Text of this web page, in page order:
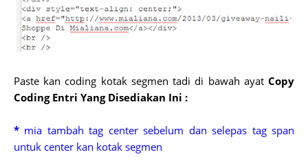
Paste kan coding kotak segmen tadi di bawah ayat Copy
Coding Entri Yang Disediakan Ini :
* mia tambah tag center sebelum dan selepas tag span
untuk center kan kotak segmen